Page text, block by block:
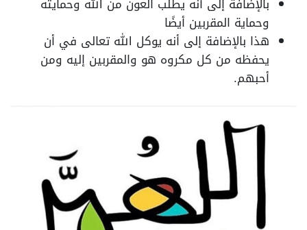
وحماية المقربين أيضًا
هذا بالإضافة إلى أنه يوكل الله تعالى في أن
يحفظه من كل مكروه هو والمقربين إليه ومن
أحبهم.